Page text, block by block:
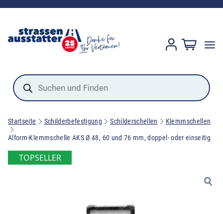
Products
search
Startseite Schilderbefestigung Schilderschellen Klemmschellen
Alform-Klemmschelle AKS Ø 48, 60 und 76 mm, doppel- oder einseitig
TOPSELLER